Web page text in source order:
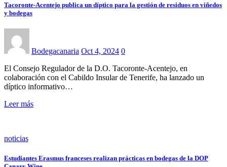
Tacoronte-Acentejo publica un díptico para la gestión de residuos en viñedos
y bodegas
Bodegacanaria Oct 4, 2024 0
El Consejo Regulador de la D.O. Tacoronte-Acentejo, en
colaboración con el Cabildo Insular de Tenerife, ha lanzado un
díptico informativo…
Leer más
noticias
Estudiantes Erasmus franceses realizan prácticas en bodegas de la DOP